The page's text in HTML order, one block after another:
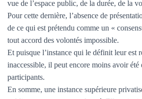
vue de l’espace public, de la durée, de la
Pour cette dernière, l’absence de
de ce qui est prétendu comme un «
tout accord des volontés impossible.
Et puisque l’instance qui le définit leur est
inaccessible, il peut encore moins avoir été
participants.
En somme, une instance supérieure